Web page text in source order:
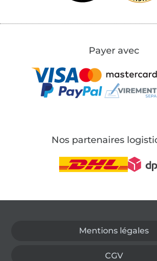
Payer avec
Nos partenaires
Mentions légales
CGV